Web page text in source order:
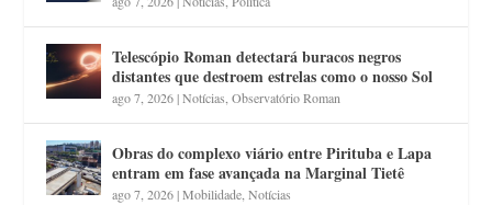
Telescópio Roman detectará buracos negros
distantes que destroem estrelas como o nosso Sol
ago 7, 2026|Notícias,Observatório Roman
Obras do complexo viário entre Pirituba e Lapa
entram em fase avançada na Marginal Tietê
ago 7, 2026|Mobilidade,Notícias